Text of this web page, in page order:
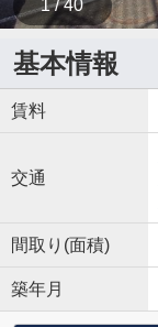
1 / 40
基本情報
賃料
交通
間取り(面積)
築年月